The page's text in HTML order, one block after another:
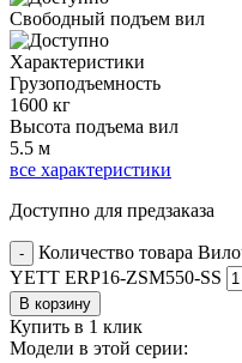
Свободный подъем вил
Характеристики
Грузоподъемность
1600 кг
Высота подъема вил
5.5 м
все характеристики
Доступно для предзаказа
-
Количество товара
YETT ERP16-ZSM550-SS
В корзину
Купить в 1 клик
Модели в этой серии: